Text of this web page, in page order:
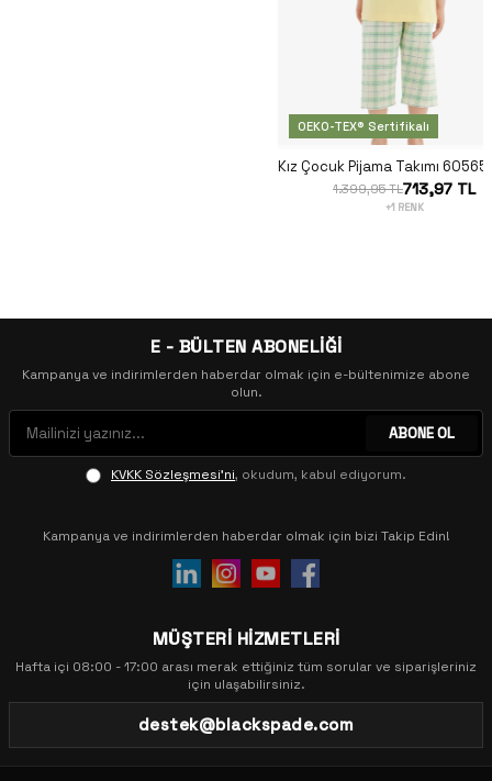
OEKO-TEX® Sertifikalı
1.399,95 TL713,97 TL
+1 RENK
E - BÜLTEN ABONELİĞİ
Kampanya ve indirimlerden haberdar olmak için e-bültenimize abone
olun.
ABONE OL
KVKK Sözleşmesi'ni, okudum, kabul ediyorum.
Kampanya ve indirimlerden haberdar olmak için bizi Takip Edin!
MÜŞTERİ HİZMETLERİ
Hafta içi 08:00 - 17:00 arası merak ettiğiniz tüm sorular ve siparişleriniz
için ulaşabilirsiniz.
destek@blackspade.com